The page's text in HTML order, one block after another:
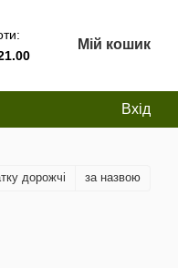
Мій кошик
Вхід
дорожчі за назвою